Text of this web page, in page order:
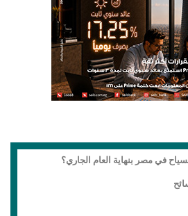
في مصر بنهاية العام الجاري؟